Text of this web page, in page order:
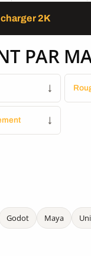
2K
PAR
↓
↓
Godot Maya